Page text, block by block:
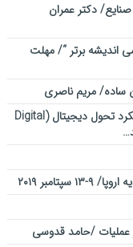
دکتر عمران
اندیشه برتر “/ مهلت
ساده/ مریم ناصری
رئیس کنفرانس بین المللی مهندسی صنایع از رویکرد تحول دیجیتال (Digital
۲۰۱۹
عملیات /حامد قدوسی